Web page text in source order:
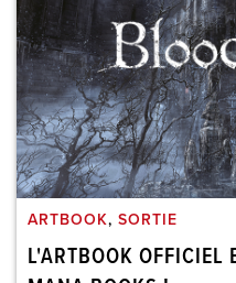
ARTBOOK, SORTIE
L'ARTBOOK OFFICIEL